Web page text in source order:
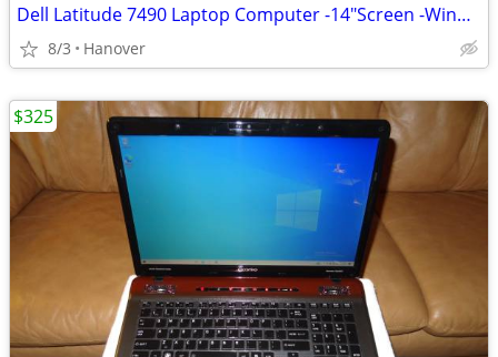
Dell Latitude 7490 Laptop Computer -14"Screen -Windows 10 -8GB RAM
8/3 Hanover
$325